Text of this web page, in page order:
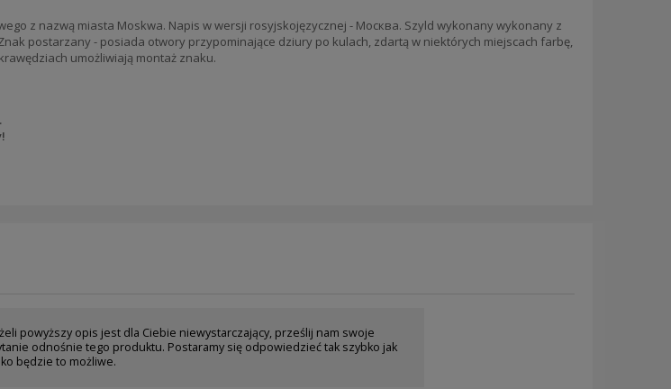
z nazwą miasta Moskwa. Napis w wersji rosyjskojęzycznej - Москва. Szyld wykonany wykonany z
postarzany - posiada otwory przypominające dziury po kulach, zdartą w niektórych miejscach farbę,
umożliwiają montaż znaku.
powyższy opis jest dla Ciebie niewystarczający, prześlij nam swoje
odnośnie tego produktu. Postaramy się odpowiedzieć tak szybko jak
będzie to możliwe.